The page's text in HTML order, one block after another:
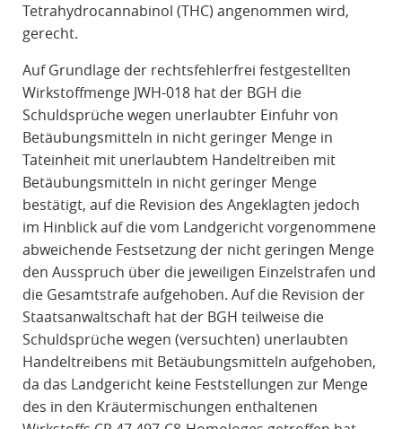
Tetrahydrocannabinol (THC) angenommen wird,
gerecht.
Auf Grundlage der rechtsfehlerfrei festgestellten
Wirkstoffmenge JWH-018 hat der BGH die
Schuldsprüche wegen unerlaubter Einfuhr von
Betäubungsmitteln in nicht geringer Menge in
Tateinheit mit unerlaubtem Handeltreiben mit
Betäubungsmitteln in nicht geringer Menge
bestätigt, auf die Revision des Angeklagten jedoch
im Hinblick auf die vom Landgericht vorgenommene
abweichende Festsetzung der nicht geringen Menge
den Ausspruch über die jeweiligen Einzelstrafen und
die Gesamtstrafe aufgehoben. Auf die Revision der
Staatsanwaltschaft hat der BGH teilweise die
Schuldsprüche wegen (versuchten) unerlaubten
Handeltreibens mit Betäubungsmitteln aufgehoben,
da das Landgericht keine Feststellungen zur Menge
des in den Kräutermischungen enthaltenen